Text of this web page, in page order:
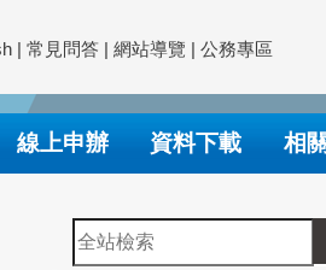
| 常見問答 | 網站導覽 | 公務專區
線上申辦 資料下載 相
全
站